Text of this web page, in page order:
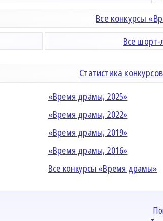
Все конкурсы
Все шорт-
Статистика
«Время драмы, 2025»
«Время драмы, 2022»
«Время драмы, 2019»
«Время драмы, 2016»
Все конкурсы «Время драмы»